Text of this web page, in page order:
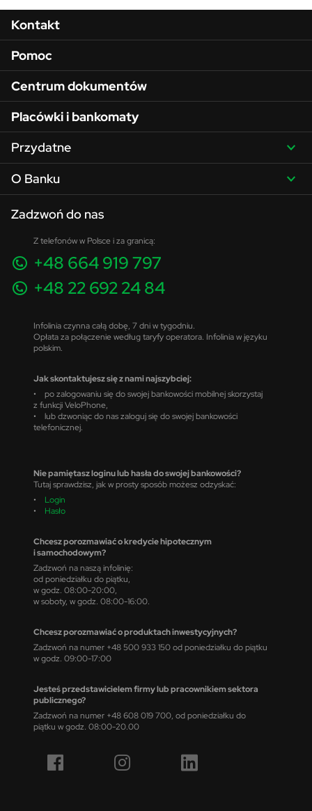
Menu w stopce
Kontakt
Pomoc
Centrum dokumentów
Placówki i bankomaty
Przydatne
O Banku
Zadzwoń do nas
Z telefonów w Polsce i za granicą:
+48 664 919 797
+48 22 692 24 84
Infolinia czynna całą dobę, 7 dni w tygodniu.
Opłata za połączenie według taryfy operatora. Infolinia w języku
polskim.
Jak skontaktujesz się z nami najszybciej:
• po zalogowaniu się do swojej bankowości mobilnej skorzystaj
z funkcji VeloPhone,
• lub dzwoniąc do nas zaloguj się do swojej bankowości
telefonicznej.
Nie pamiętasz loginu lub hasła do swojej bankowości?
Tutaj sprawdzisz, jak w prosty sposób możesz odzyskać:
• Login
• Hasło
Chcesz porozmawiać o kredycie hipotecznym
i samochodowym?
Zadzwoń na naszą infolinię:
od poniedziałku do piątku,
w godz. 08:00-20:00,
w soboty, w godz. 08:00-16:00.
Chcesz porozmawiać o produktach inwestycyjnych?
Zadzwoń na numer +48 500 933 150 od poniedziałku do piątku
w godz. 09:00-17:00
Jesteś przedstawicielem firmy lub pracownikiem sektora
publicznego?
Zadzwoń na numer +48 608 019 700, od poniedziałku do
piątku w godz. 08:00-20.00